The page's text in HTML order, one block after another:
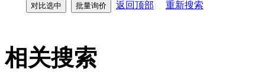
返回顶部
重新搜索
相关搜索